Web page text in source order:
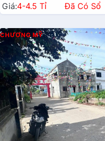
Giá:4-4.5 Tỉ Đã Có Sổ
CHƯƠNG MỸ